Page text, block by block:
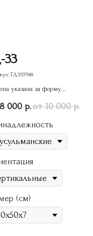
33
ГД333768
указана за форму
8 000 р. 10 000 р.
(см)